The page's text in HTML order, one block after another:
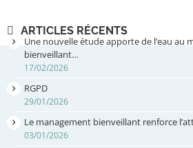
ARTICLES RÉCENTS
Une nouvelle étude apporte de l’eau au
bienveillant…
17/02/2026
RGPD
29/01/2026
Le management bienveillant renforce
03/01/2026